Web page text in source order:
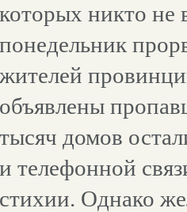
которых никто не
понедельник
жителей
объявлены
тысяч домов
и телефонной
стихии. Однако